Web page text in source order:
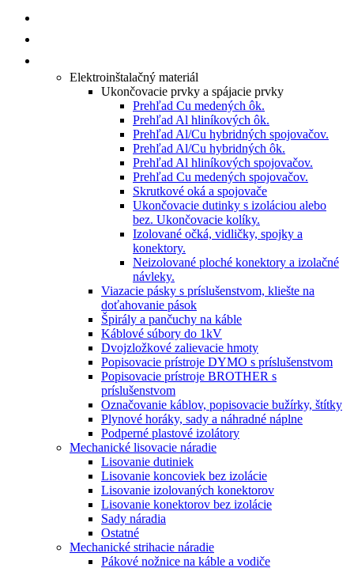
Elektroinštalačný materiál
Ukončovacie prvky a spájacie prvky
Prehľad Cu medených ôk.
Prehľad Al hliníkových ôk.
Prehľad Al/Cu hybridných spojovačov.
Prehľad Al/Cu hybridných ôk.
Prehľad Al hliníkových spojovačov.
Prehľad Cu medených spojovačov.
Skrutkové oká a spojovače
Ukončovacie dutinky s izoláciou alebo
bez. Ukončovacie kolíky.
Izolované očká, vidličky, spojky a
konektory.
Neizolované ploché konektory a izolačné
návleky.
Viazacie pásky s príslušenstvom, kliešte na
doťahovanie pások
Špirály a pančuchy na káble
Káblové súbory do 1kV
Dvojzložkové zalievacie hmoty
Popisovacie prístroje DYMO s príslušenstvom
Popisovacie prístroje BROTHER s
príslušenstvom
Označovanie káblov, popisovacie bužírky, štítky
Plynové horáky, sady a náhradné náplne
Podperné plastové izolátory
Mechanické lisovacie náradie
Lisovanie dutiniek
Lisovanie koncoviek bez izolácie
Lisovanie izolovaných konektorov
Lisovanie konektorov bez izolácie
Sady náradia
Ostatné
Mechanické strihacie náradie
Pákové nožnice na káble a vodiče